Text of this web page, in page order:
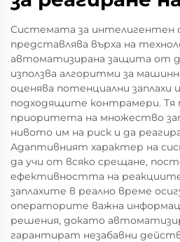
Системата за интелигентен
представлява върха на
автоматизирана защита от
използва алгоритми за
оценява потенциални заплахи
подходящите контрамери. Тя
приоритета на множество
нивото им на риск и да
Адаптивният характер на
да учи от всяко срещане,
ефективността на
заплахите в реално време
операторите важна
решения, докато
гарантират незабавни